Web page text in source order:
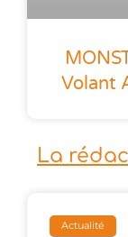
Volant
La
Actualité